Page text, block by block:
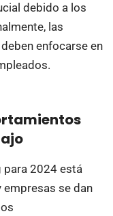
debido a los
las
enfocarse en
para 2024 está
empresas se dan